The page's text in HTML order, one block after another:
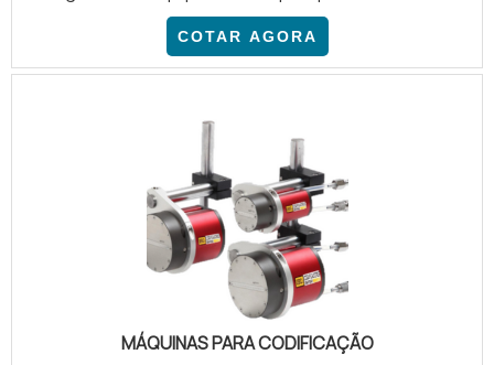
ou que já estão parados. A manutenção de
impressoras pode ser feita da seguinte forma:
Manutenção corretiva, mediante contato;
periodicamente para os clientes; Manutenção
emergencial, para impressoras que pararam de
funcionar; Troca de peças estragadas; Avaliação de
códigos de erros; Ent.
COTAR AGORA
MÁQUINAS PARA CODIFICAÇÃO